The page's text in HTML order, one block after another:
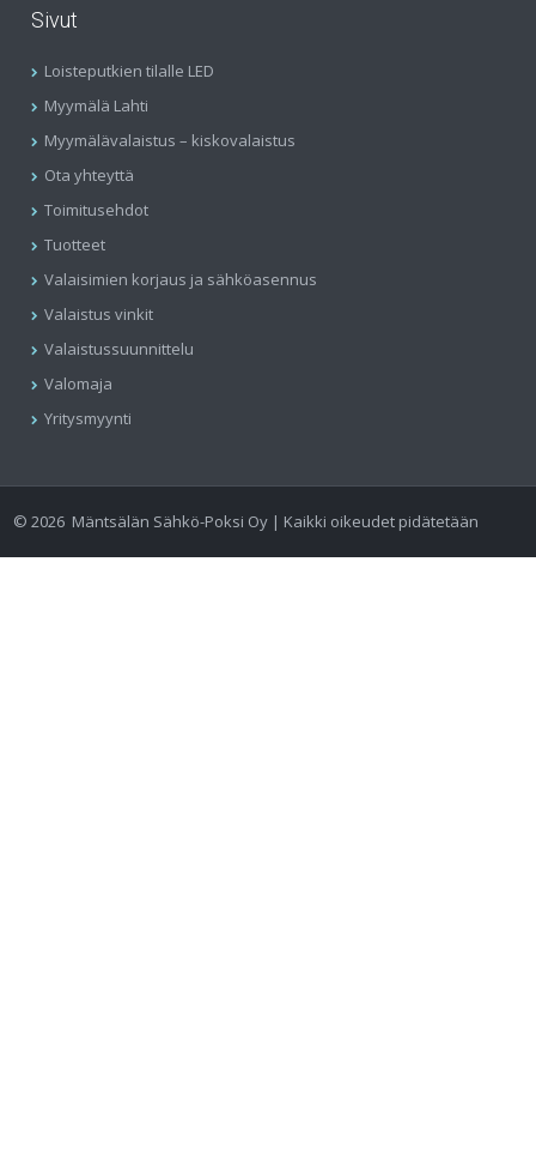
Sivut
Loisteputkien tilalle LED
Myymälä Lahti
Myymälävalaistus – kiskovalaistus
Ota yhteyttä
Toimitusehdot
Tuotteet
Valaisimien korjaus ja sähköasennus
Valaistus vinkit
Valaistussuunnittelu
Valomaja
Yritysmyynti
©2026 Mäntsälän Sähkö-Poksi Oy | Kaikki oikeudet pidätetään